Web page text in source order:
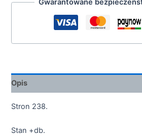
Gwarantowane
Opis
Stron 238.
Stan +db.